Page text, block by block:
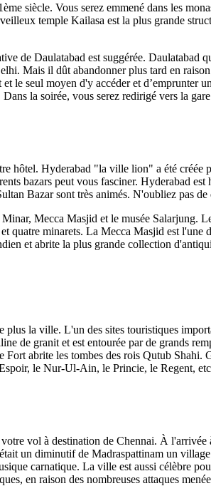
siècle. Vous serez emmené dans les
temple Kailasa est la plus grande
de Daulatabad est suggérée.
Mais il dût abandonner plus tard en
le seul moyen d'y accéder et
la soirée, vous serez redirigé vers la
hôtel. Hyderabad "la ville lion" a été
bazars peut vous fasciner. Hyderabad
Bazar sont très animés. N'oubliez pas
Mecca Masjid et le musée Salarjung.
quatre minarets. La Mecca Masjid est
et abrite la plus grande collection
la ville. L'un des sites touristiques
de granit et est entourée par de grands
abrite les tombes des rois Qutub
le Nur-Ul-Ain, le Princie, le Regent,
vol à destination de Chennai. À
un diminutif de Madraspattinam un
carnatique. La ville est aussi célèbre
en raison des nombreuses attaques